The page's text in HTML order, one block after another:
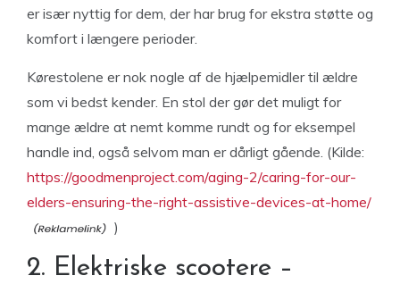
er især nyttig for dem, der har brug for ekstra støtte og
komfort i længere perioder.
Kørestolene er nok nogle af de hjælpemidler til ældre
som vi bedst kender. En stol der gør det muligt for
mange ældre at nemt komme rundt og for eksempel
handle ind, også selvom man er dårligt gående. (Kilde:
https://goodmenproject.com/aging-2/caring-for-our-
elders-ensuring-the-right-assistive-devices-at-home/
)
2. Elektriske scootere –